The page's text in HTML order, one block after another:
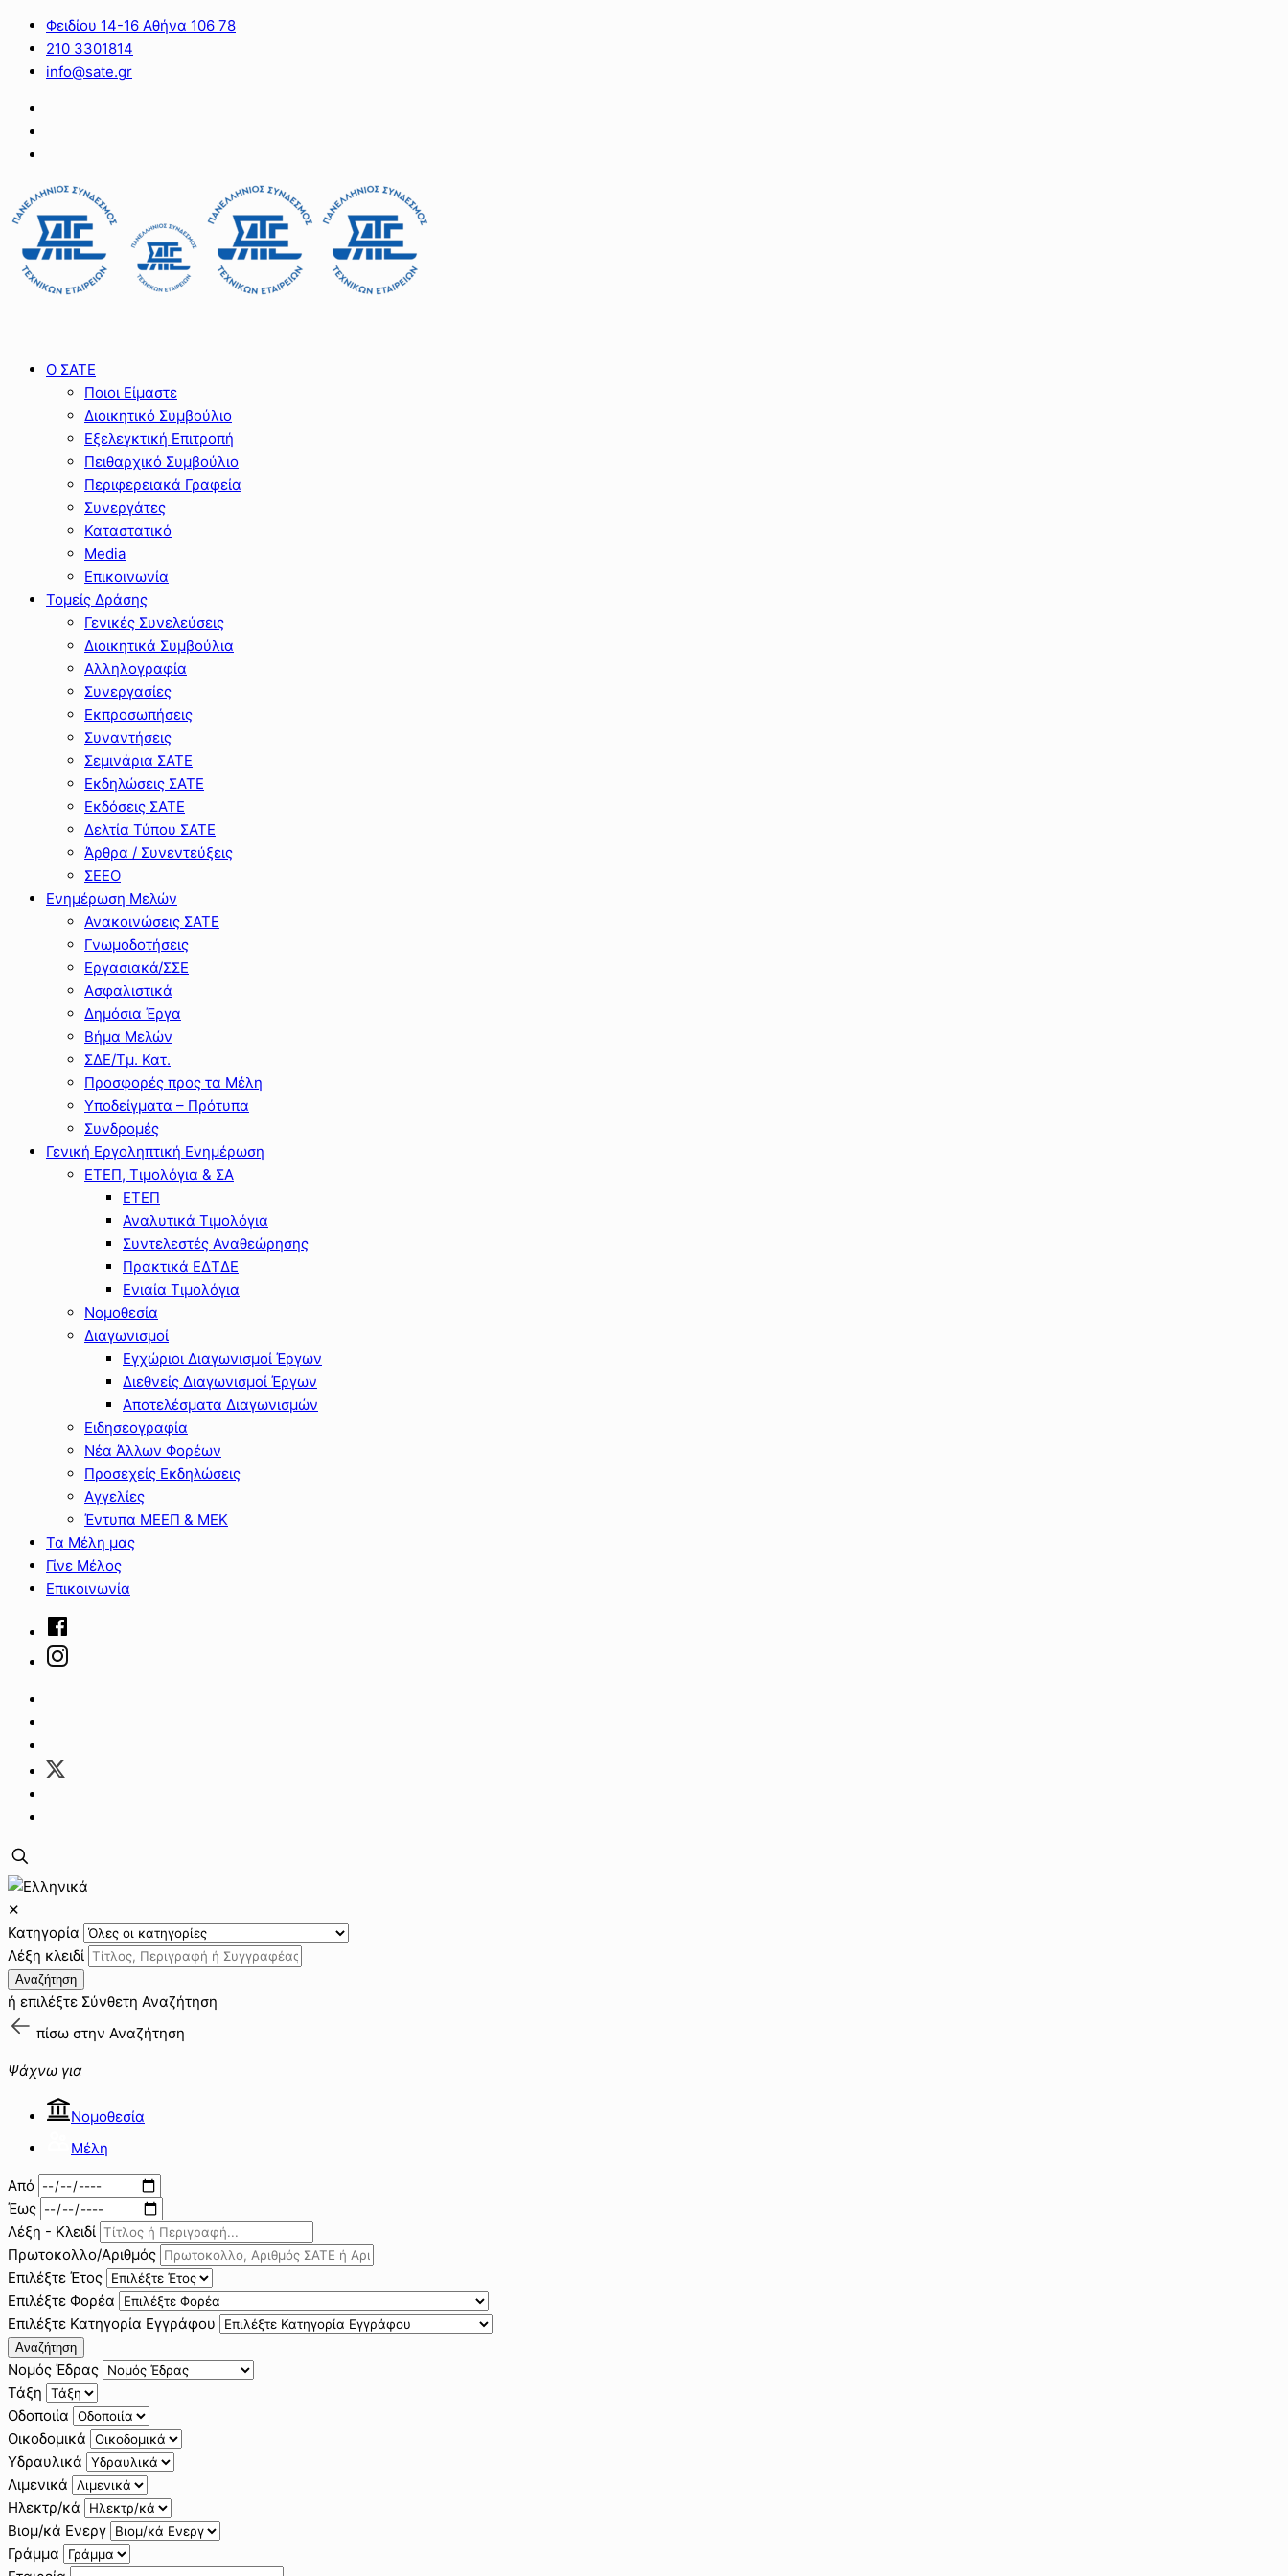
Φειδίου 14-16 Αθήνα 106 78
210 3301814
info@sate.gr
Ο ΣΑΤΕ
Ποιοι Είμαστε
Διοικητικό Συμβούλιο
Εξελεγκτική Επιτροπή
Πειθαρχικό Συμβούλιο
Περιφερειακά Γραφεία
Συνεργάτες
Καταστατικό
Media
Επικοινωνία
Τομείς Δράσης
Γενικές Συνελεύσεις
Διοικητικά Συμβούλια
Αλληλογραφία
Συνεργασίες
Εκπροσωπήσεις
Συναντήσεις
Σεμινάρια ΣΑΤΕ
Εκδηλώσεις ΣΑΤΕ
Εκδόσεις ΣΑΤΕ
Δελτία Τύπου ΣΑΤΕ
Άρθρα / Συνεντεύξεις
ΣΕΕΟ
Ενημέρωση Μελών
Ανακοινώσεις ΣΑΤΕ
Γνωμοδοτήσεις
Εργασιακά/ΣΣΕ
Ασφαλιστικά
Δημόσια Έργα
Βήμα Μελών
ΣΔΕ/Τμ. Κατ.
Προσφορές προς τα Μέλη
Υποδείγματα – Πρότυπα
Συνδρομές
Γενική Εργοληπτική Ενημέρωση
ΕΤΕΠ, Τιμολόγια & ΣΑ
ΕΤΕΠ
Αναλυτικά Τιμολόγια
Συντελεστές Αναθεώρησης
Πρακτικά ΕΔΤΔΕ
Ενιαία Τιμολόγια
Νομοθεσία
Διαγωνισμοί
Εγχώριοι Διαγωνισμοί Έργων
Διεθνείς Διαγωνισμοί Έργων
Αποτελέσματα Διαγωνισμών
Ειδησεογραφία
Νέα Άλλων Φορέων
Προσεχείς Εκδηλώσεις
Αγγελίες
Έντυπα ΜΕΕΠ & ΜΕΚ
Τα Μέλη μας
Γίνε Μέλος
Επικοινωνία
✕
Κατηγορία
Λέξη κλειδί
Αναζήτηση
ή επιλέξτε Σύνθετη Αναζήτηση
πίσω στην Αναζήτηση
Ψάχνω για
Νομοθεσία
Μέλη
Από
Έως
Λέξη - Κλειδί
Πρωτοκολλο/Αριθμός
Επιλέξτε Έτος
Επιλέξτε Φορέα
Επιλέξτε Κατηγορία Εγγράφου
Αναζήτηση
Νομός Έδρας
Τάξη
Οδοποιία
Οικοδομικά
Υδραυλικά
Λιμενικά
Ηλεκτρ/κά
Βιομ/κά Ενεργ
Γράμμα